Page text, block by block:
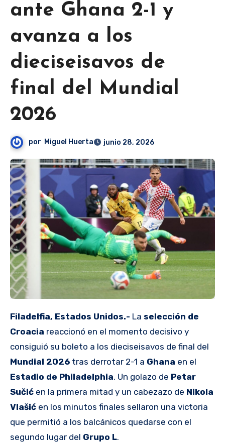
ante Ghana 2-1 y
avanza a los
dieciseisavos de
final del Mundial
2026
por Miguel Huerta junio 28, 2026
Filadelfia, Estados Unidos.- La selección de
Croacia reaccionó en el momento decisivo y
consiguió su boleto a los dieciseisavos de final del
Mundial 2026 tras derrotar 2-1 a Ghana en el
Estadio de Philadelphia. Un golazo de Petar
Sučić en la primera mitad y un cabezazo de Nikola
Vlašić en los minutos finales sellaron una victoria
que permitió a los balcánicos quedarse con el
segundo lugar del Grupo L.